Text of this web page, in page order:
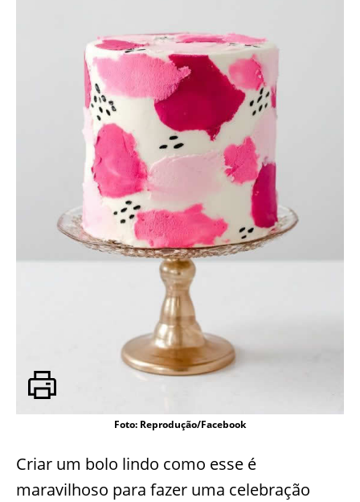
Foto: Reprodução/Facebook
Criar um bolo lindo como esse é
maravilhoso para fazer uma celebração